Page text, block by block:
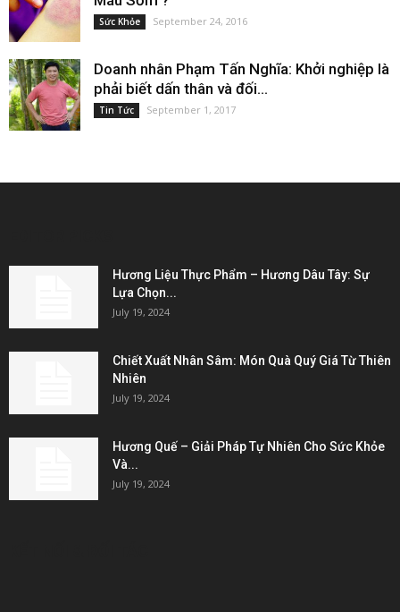
Sức Khỏe September 24, 2016
Doanh nhân Phạm Tấn Nghĩa: Khởi nghiệp là
phải biết dấn thân và đối...
Tin Tức September 1, 2017
Hương Liệu Thực Phẩm – Hương Dâu Tây: Sự
Lựa Chọn...
July 19, 2024
Chiết Xuất Nhân Sâm: Món Quà Quý Giá Từ Thiên
Nhiên
July 19, 2024
Hương Quế – Giải Pháp Tự Nhiên Cho Sức Khỏe
Và...
July 19, 2024